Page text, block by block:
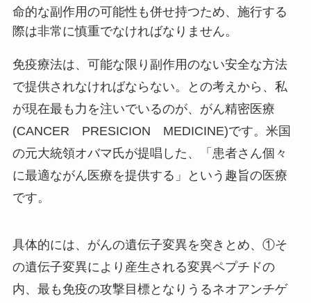
命的な副作用の可能性も併せ持つため、施行する
際は非常に慎重でなければなりません。
免疫療法は、可能な限り副作用のない安全な方法
で提供されなければならない。との考えから、私
が現在最も力を注いでいるのが、がん精密医療
(CANCER PRESICION MEDICINE)です。米国
の元大統領オバマ氏が提唱した、「患者さん個々
に最適ながん医療を提供する」という趣旨の医療
です。
具体的には、がんの遺伝子変異を突きとめ、①そ
の遺伝子変異により産生される変異ペプチドの
内、最も免疫の攻撃目標となりうるネオアンチゲ